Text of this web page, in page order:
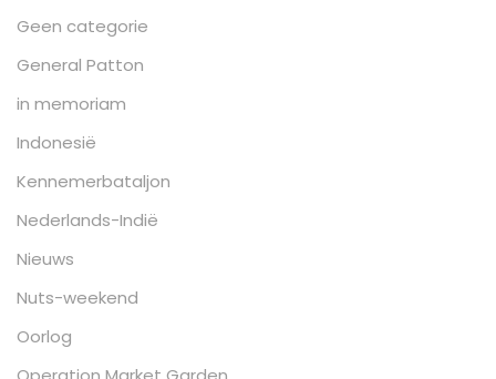
Geen categorie
General Patton
in memoriam
Indonesië
Kennemerbataljon
Nederlands-Indië
Nieuws
Nuts-weekend
Oorlog